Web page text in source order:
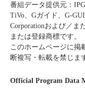
番組データ提供元：
TiVo、Gガイド、G-
Corporationおよび／ま
または登録商標です。
このホームページに掲
断複写・転載を禁じま
Official Program Data